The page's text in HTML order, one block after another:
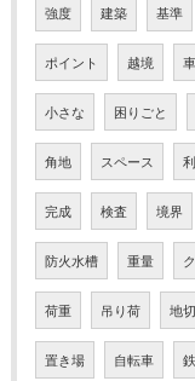
強度 建築 基準
ポイント 越境 車
小さな 困りごと
角地 スペース
完成 検査 境界
防火水槽 重量
荷重 吊り荷 地
置き場 自転車